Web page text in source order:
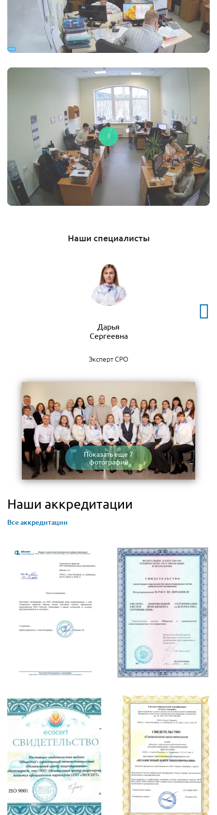
Наши специалисты
Дарья
Сергеевна
Эксперт СРО
Показать еще 7
фотографий
Наши аккредитации
Все аккредитации